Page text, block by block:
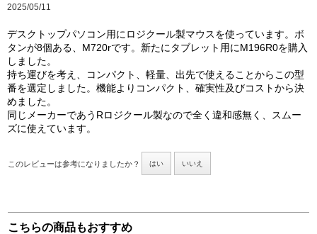
2025/05/11
デスクトップパソコン用にロジクール製マウスを使っています。ボ
タンが8個ある、M720rです。新たにタブレット用にM196R0を購入
しました。
持ち運びを考え、コンパクト、軽量、出先で使えることからこの型
番を選定しました。機能よりコンパクト、確実性及びコストから決
めました。
同じメーカーであうRロジクール製なので全く違和感無く、スムー
ズに使えています。
このレビューは参考になりましたか？ はい いいえ
こちらの商品もおすすめ